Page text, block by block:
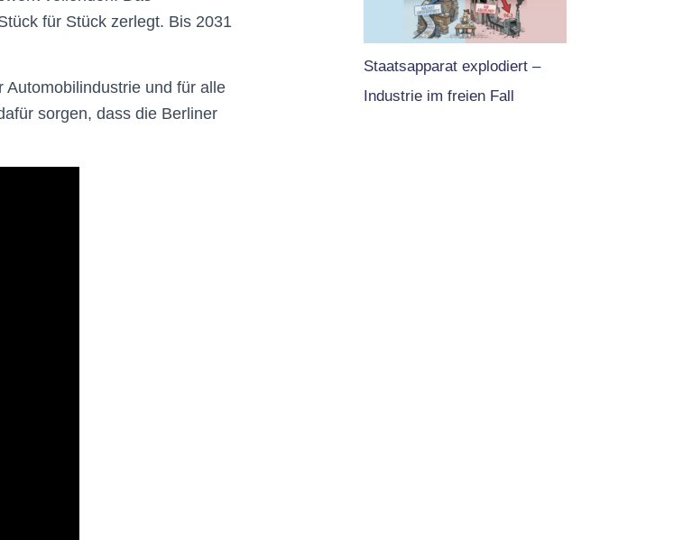
für Stück zerlegt. Bis 2031
und für alle
sorgen, dass die Berliner
Staatsapparat explodiert –
Industrie im freien Fall